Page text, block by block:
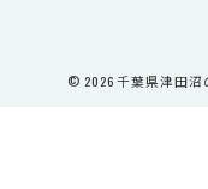
© 2026 千葉県津田沼の